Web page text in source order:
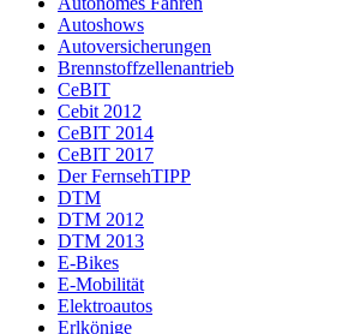
Autoshows
Autoversicherungen
Brennstoffzellenantrieb
CeBIT
Cebit 2012
CeBIT 2014
CeBIT 2017
Der FernsehTIPP
DTM
DTM 2012
DTM 2013
E-Bikes
E-Mobilität
Elektroautos
Erlkönige